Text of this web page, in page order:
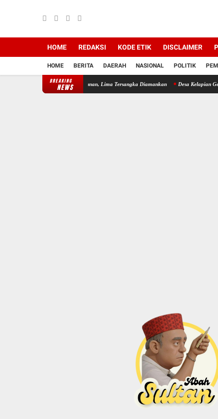
HOME REDAKSI KODE ETIK DISCLAIMER
HOME BERITA DAERAH NASIONAL POLITIK
BREAKING
NEWS
Pencuri Besi Bangunan, Lima Tersangka Diamankan Desa Kelapian Gelar